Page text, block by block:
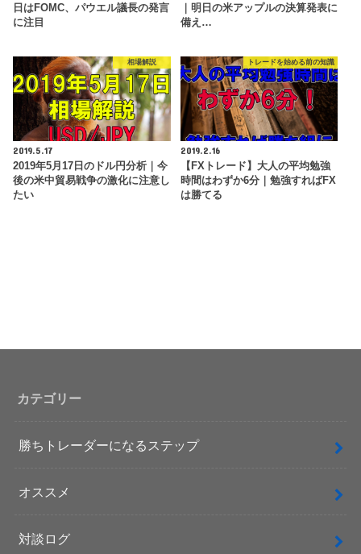
日はFOMC、パウエル議長の発言
に注目
｜明日の米アップルの決算発表に
備え…
相場解説
2019.5.17
2019年5月17日のドル円分析｜今
後の米中貿易戦争の激化に注意し
たい
トレードを始める前の知識
2019.2.16
【FXトレード】大人の平均勉強
時間はわずか6分｜勉強すればFX
は勝てる
カテゴリー
勝ちトレーダーになるステップ
オススメ
対談ログ